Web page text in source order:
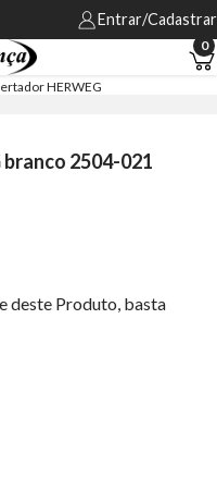
Entrar/Cadastrar
0
HERWEG
2504-021
deste Produto, basta